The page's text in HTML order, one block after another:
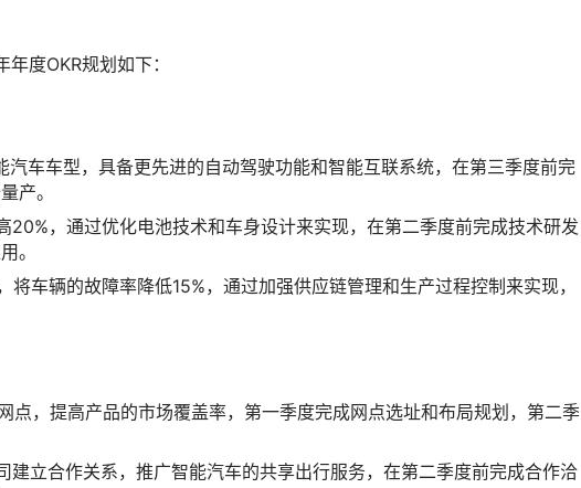
度OKR规划如下：
汽车车型，具备更先进的自动驾驶功能和智能互联系统，在第三季度前完
产。
20%，通过优化电池技术和车身设计来实现，在第二季度前完成技术研发
。
将车辆的故障率降低15%，通过加强供应链管理和生产过程控制来实现，
点，提高产品的市场覆盖率，第一季度完成网点选址和布局规划，第二季
建立合作关系，推广智能汽车的共享出行服务，在第二季度前完成合作洽